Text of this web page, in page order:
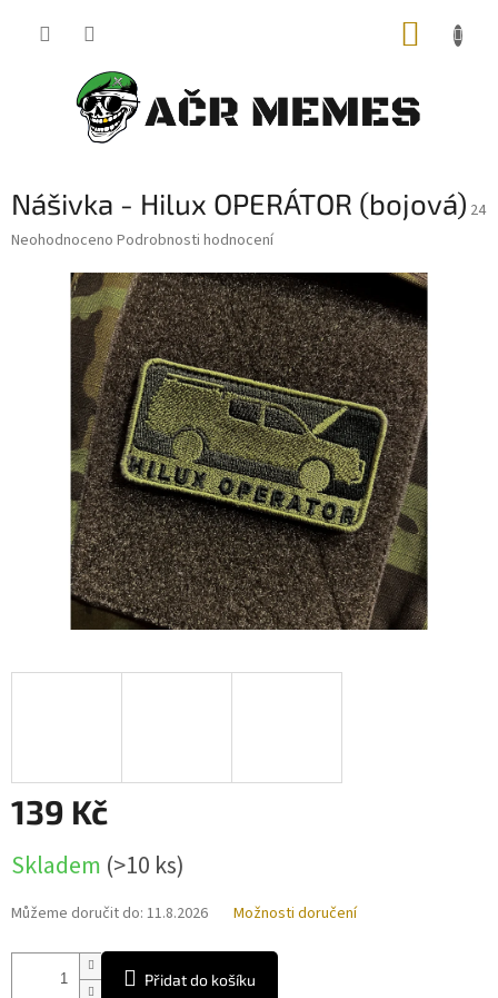
Nášivka - Hilux OPERÁTOR (bojová) 24
Průměrné
produktu
hvězdiček.
Neohodnoceno Podrobnosti hodnocení
139 Kč
cena:
Skladem (>10 ks)
Můžeme doručit do: 11.8.2026 Možnosti doručení
Přidat do košíku